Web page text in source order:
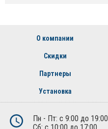
О компании
Скидки
Партнеры
Установка
Пн - Пт: с 9:00 до 19:00